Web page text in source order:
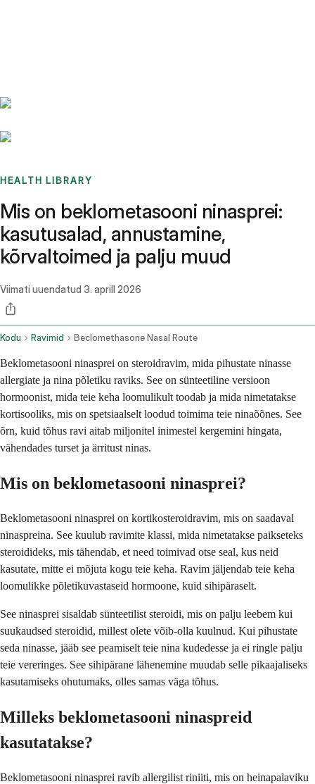
HEALTH LIBRARY
Mis on beklometasooni ninasprei:
kasutusalad, annustamine,
kõrvaltoimed ja palju muud
Viimati uuendatud 3. aprill 2026
Kodu Ravimid Beclomethasone Nasal Route
Beklometasooni ninasprei on steroidravim, mida pihustate ninasse
allergiate ja nina põletiku raviks. See on sünteetiline versioon
hormoonist, mida teie keha loomulikult toodab ja mida nimetatakse
kortisooliks, mis on spetsiaalselt loodud toimima teie ninaõõnes. See
õrn, kuid tõhus ravi aitab miljonitel inimestel kergemini hingata,
vähendades turset ja ärritust ninas.
Mis on beklometasooni ninasprei?
Beklometasooni ninasprei on kortikosteroidravim, mis on saadaval
ninaspreina. See kuulub ravimite klassi, mida nimetatakse paikseteks
steroidideks, mis tähendab, et need toimivad otse seal, kus neid
kasutate, mitte ei mõjuta kogu teie keha. Ravim jäljendab teie keha
loomulikke põletikuvastaseid hormoone, kuid sihipäraselt.
See ninasprei sisaldab sünteetilist steroidi, mis on palju leebem kui
suukaudsed steroidid, millest olete võib-olla kuulnud. Kui pihustate
seda ninasse, jääb see peamiselt teie nina kudedesse ja ei ringle palju
teie vereringes. See sihipärane lähenemine muudab selle pikaajaliseks
kasutamiseks ohutumaks, olles samas väga tõhus.
Milleks beklometasooni ninaspreid
kasutatakse?
Beklometasooni ninasprei ravib allergilist riniiti, mis on heinapalaviku